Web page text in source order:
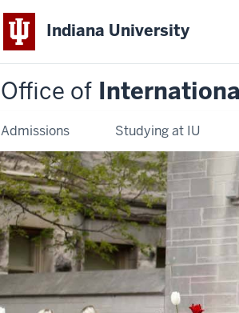
Indiana University
Office of
Admissions Studying at IU